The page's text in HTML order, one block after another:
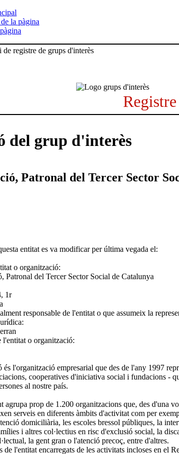
la pàgina
del grup d'interès
Patronal del Tercer Sector
entitat es va modificar per última vegada el:
o organització:
Patronal del Tercer Sector Social de Catalunya
1r
responsable de l'entitat o que assumeix la
o organització:
l'organització empresarial que des de l'any 1997
cooperatives d'iniciativa social i fundacions -
al nostre país.
agrupa prop de 1.200 organitzacions que, des d'una
serveis en diferents àmbits d'activitat com per
domiciliària, les escoles bressol públiques, la
i altres col·lectius en risc d'exclusió social, la
la gent gran o l'atenció precoç, entre d'altres.
de l'entitat encarregats de les activitats incloses en el